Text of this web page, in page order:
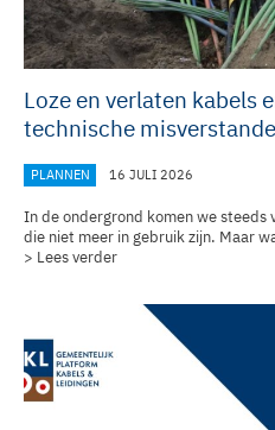
Loze en verlaten kabels
technische
PLANNEN 16 JULI 2026
In de ondergrond komen we steeds
die niet meer in gebruik zijn. Maar
> Lees verder